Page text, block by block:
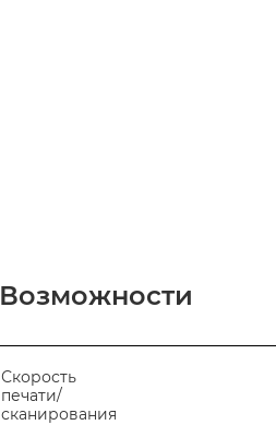
Возможности
Скорость
печати/
сканирования